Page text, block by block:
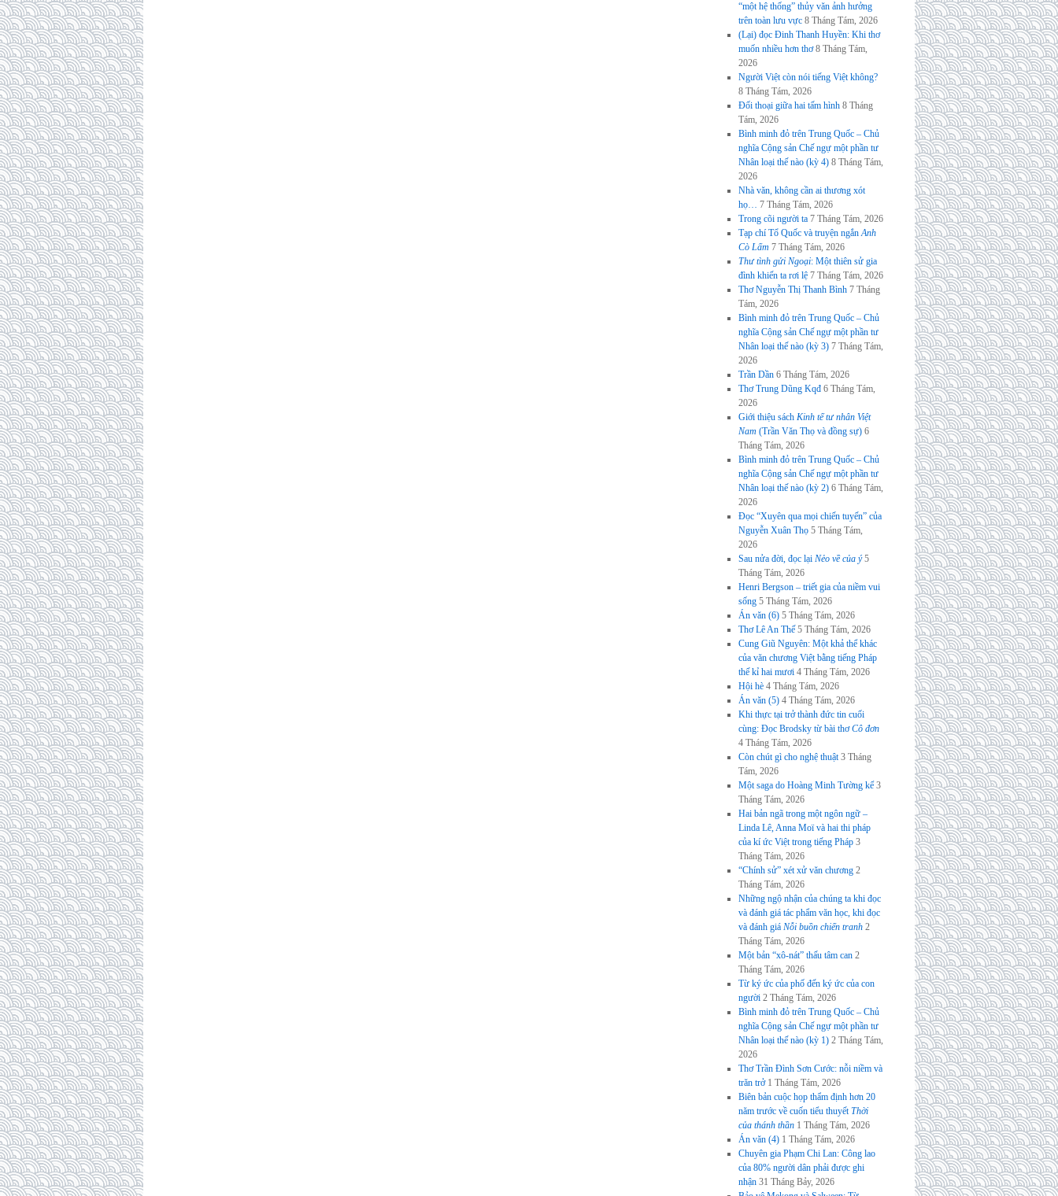
“một hệ thống” thủy văn ảnh hưởng
trên toàn lưu vực 8 Tháng Tám, 2026
(Lại) đọc Đinh Thanh Huyền: Khi thơ
muốn nhiều hơn thơ 8 Tháng Tám,
2026
Người Việt còn nói tiếng Việt không?
8 Tháng Tám, 2026
Đối thoại giữa hai tấm hình 8 Tháng
Tám, 2026
Bình minh đỏ trên Trung Quốc – Chủ
nghĩa Cộng sản Chế ngự một phần tư
Nhân loại thế nào (kỳ 4) 8 Tháng Tám,
2026
Nhà văn, không cần ai thương xót
họ… 7 Tháng Tám, 2026
Trong cõi người ta 7 Tháng Tám, 2026
Tạp chí Tổ Quốc và truyện ngắnAnh
Cò Lấm 7 Tháng Tám, 2026
Thư tình gửi Ngoại: Một thiên sử gia
đình khiến ta rơi lệ 7 Tháng Tám, 2026
Thơ Nguyễn Thị Thanh Bình 7 Tháng
Tám, 2026
Bình minh đỏ trên Trung Quốc – Chủ
nghĩa Cộng sản Chế ngự một phần tư
Nhân loại thế nào (kỳ 3) 7 Tháng Tám,
2026
Trần Dần 6 Tháng Tám, 2026
Thơ Trung Dũng Kqđ 6 Tháng Tám,
2026
Giới thiệu sách Kinh tế tư nhân Việt
Nam (Trần Văn Thọ và đồng sự) 6
Tháng Tám, 2026
Bình minh đỏ trên Trung Quốc – Chủ
nghĩa Cộng sản Chế ngự một phần tư
Nhân loại thế nào (kỳ 2) 6 Tháng Tám,
2026
Đọc “Xuyên qua mọi chiến tuyến” của
Nguyễn Xuân Thọ 5 Tháng Tám,
2026
Sau nửa đời, đọc lại Nẻo về của ý 5
Tháng Tám, 2026
Henri Bergson – triết gia của niềm vui
sống 5 Tháng Tám, 2026
Án văn (6) 5 Tháng Tám, 2026
Thơ Lê An Thế 5 Tháng Tám, 2026
Cung Giũ Nguyên: Một khả thể khác
của văn chương Việt bằng tiếng Pháp
thế kỉ hai mươi 4 Tháng Tám, 2026
Hội hè 4 Tháng Tám, 2026
Án văn (5) 4 Tháng Tám, 2026
Khi thực tại trở thành đức tin cuối
cùng: Đọc Brodsky từ bài thơCô đơn
4 Tháng Tám, 2026
Còn chút gì cho nghệ thuật 3 Tháng
Tám, 2026
Một saga do Hoàng Minh Tường kể 3
Tháng Tám, 2026
Hai bản ngã trong một ngôn ngữ –
Linda Lê, Anna Moï và hai thi pháp
của kí ức Việt trong tiếng Pháp 3
Tháng Tám, 2026
“Chính sử” xét xử văn chương 2
Tháng Tám, 2026
Những ngộ nhận của chúng ta khi đọc
và đánh giá tác phẩm văn học, khi đọc
và đánh giá Nỗi buồn chiến tranh 2
Tháng Tám, 2026
Một bản “xô-nát” thấu tâm can 2
Tháng Tám, 2026
Từ ký ức của phố đến ký ức của con
người 2 Tháng Tám, 2026
Bình minh đỏ trên Trung Quốc – Chủ
nghĩa Cộng sản Chế ngự một phần tư
Nhân loại thế nào (kỳ 1) 2 Tháng Tám,
2026
Thơ Trần Đình Sơn Cước: nỗi niềm và
trăn trở 1 Tháng Tám, 2026
Biên bản cuộc họp thẩm định hơn 20
năm trước về cuốn tiểu thuyếtThời
của thánh thần 1 Tháng Tám, 2026
Án văn (4) 1 Tháng Tám, 2026
Chuyên gia Phạm Chi Lan: Công lao
của 80% người dân phải được ghi
nhận 31 Tháng Bảy, 2026